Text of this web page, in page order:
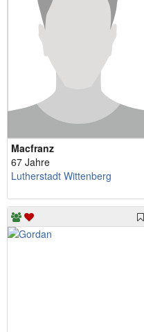
Macfranz
67 Jahre
Lutherstadt Wittenberg